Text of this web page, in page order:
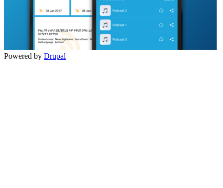
Powered by Drupal